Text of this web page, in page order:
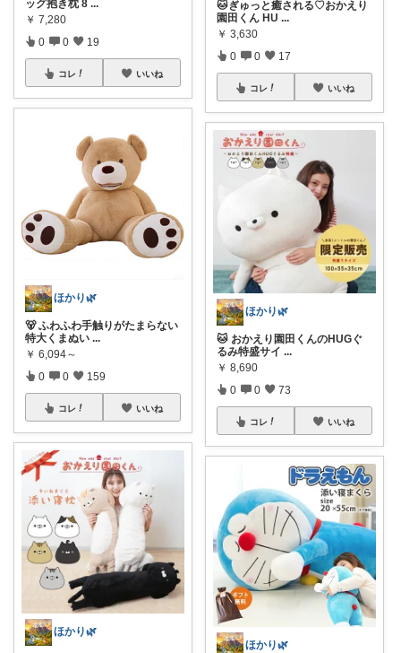
ッグ抱き枕 8 ...
￥ 7,280
0 0 19
コレ いいね
ほかり🌿
🐻 ふわふわ手触りがたまらない
特大くまぬい ...
￥ 6,094～
0 0 159
コレ いいね
ほかり🌿
🐱ぎゅっと癒される♡おかえり
園田くん HU ...
￥ 3,630
0 0 17
コレ いいね
ほかり🌿
🐱 おかえり園田くんのHUGぐ
るみ特盛サイ ...
￥ 8,690
0 0 73
コレ いいね
ほかり🌿